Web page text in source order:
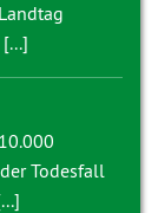
Todesfall